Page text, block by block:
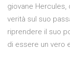
giovane Hercules,
verità sul suo
riprendere il suo
di essere un vero